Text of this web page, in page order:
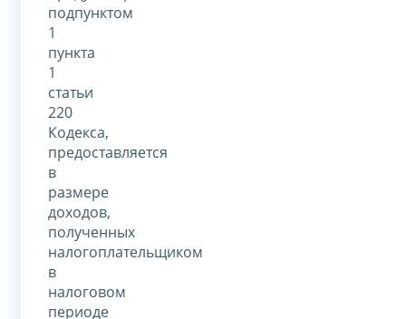
подпунктом
1
пункта
1
статьи
220
Кодекса,
предоставляется
в
размере
доходов,
полученных
налогоплательщиком
в
налоговом
периоде